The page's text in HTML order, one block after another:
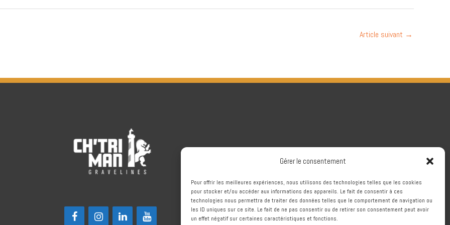
Gérer le consentement
Pour offrir les meilleures expériences, nous utilisons des technologies telles que les cookies
pour stocker et/ou accéder aux informations des appareils. Le fait de consentir à ces
technologies nous permettra de traiter des données telles que le comportement de navigation ou
les ID uniques sur ce site. Le fait de ne pas consentir ou de retirer son consentement peut avoir
un effet négatif sur certaines caractéristiques et fonctions.
Article suivant →